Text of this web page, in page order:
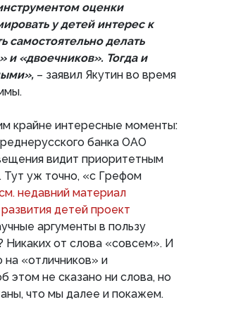
оценки
у детей интерес к
самостоятельно делать
и «двоечников». Тогда и
– заявил Якутин во время
крайне интересные моменты:
банка ОАО
видит приоритетным
. Тут уж точно, «с Грефом
недавний материал
детей проект
аргументы в пользу
Никаких от слова «совсем». И
«отличников» и
этом не сказано ни слова, но
что мы далее и покажем.